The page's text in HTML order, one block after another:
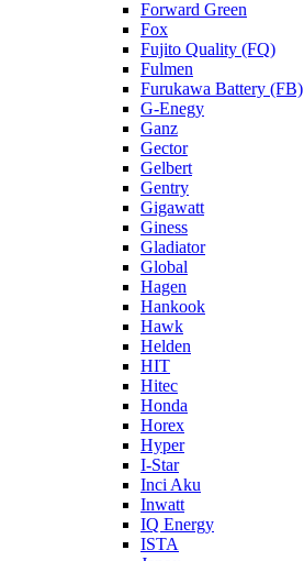
Forward Green
Fox
Fujito Quality (FQ)
Fulmen
Furukawa Battery (FB)
G-Enegy
Ganz
Gector
Gelbert
Gentry
Gigawatt
Giness
Gladiator
Global
Hagen
Hankook
Hawk
Helden
HIT
Hitec
Honda
Horex
Hyper
I-Star
Inci Aku
Inwatt
IQ Energy
ISTA